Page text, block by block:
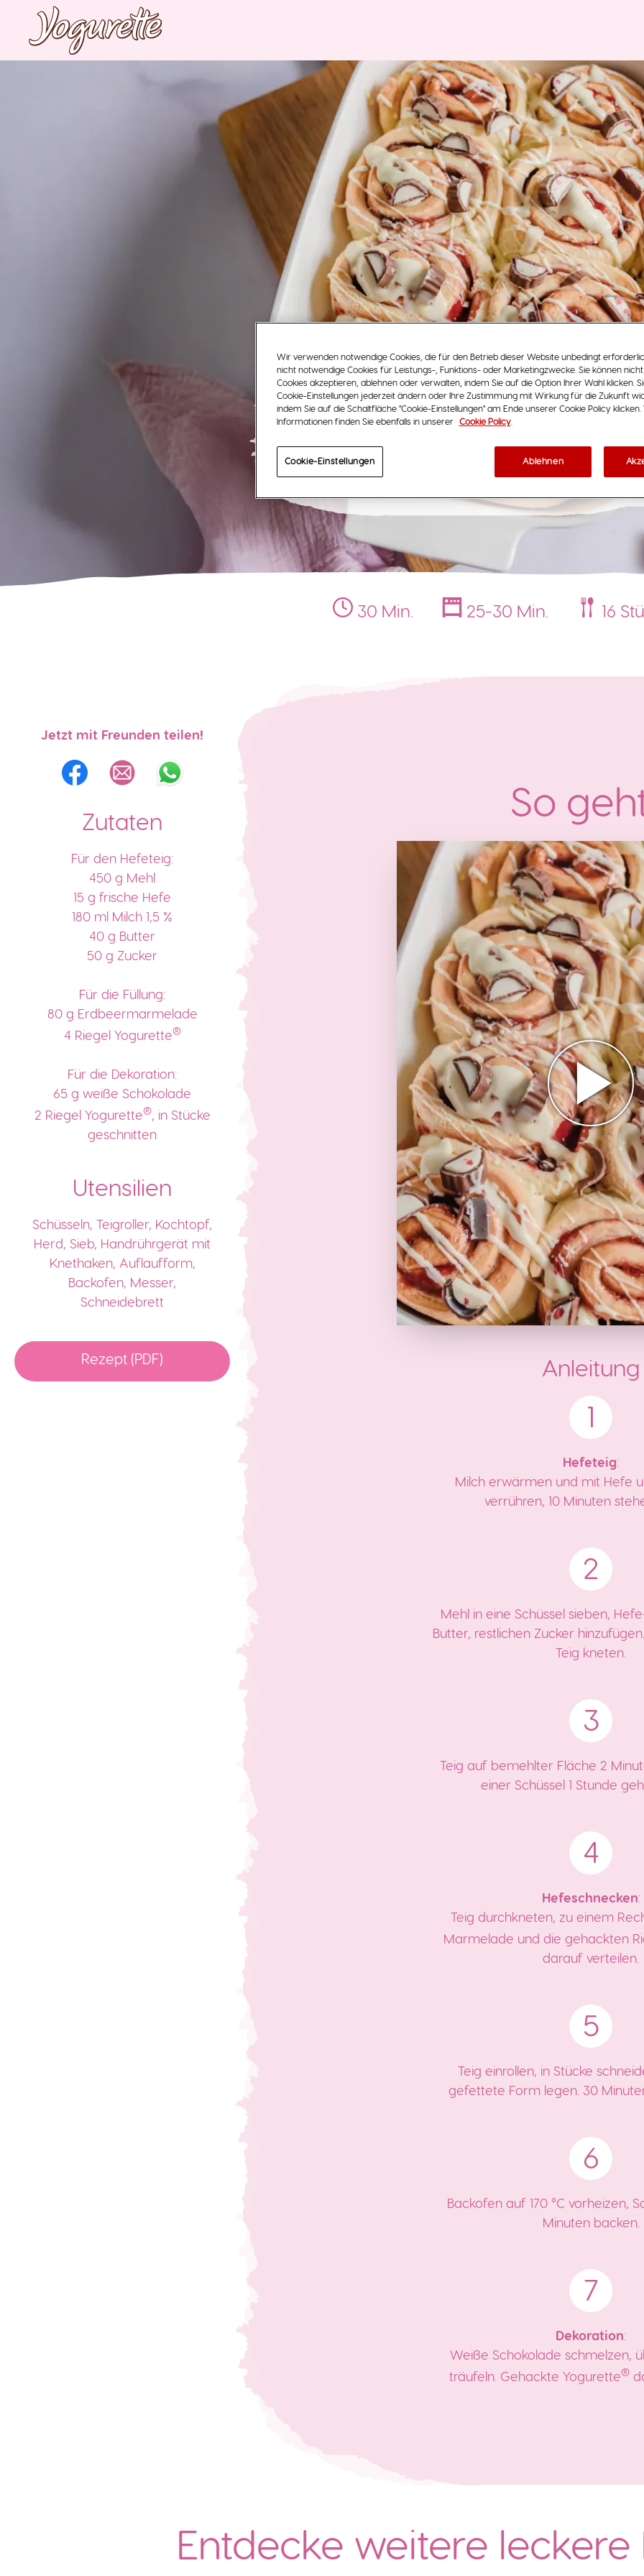
mit Yogurette
30 Min. 25-30 Min. 16
Jetzt mit Freunden teilen!
Zutaten
Für den Hefeteig:
450 g Mehl
15 g frische Hefe
180 ml Milch 1,5 %
40 g Butter
50 g Zucker
Für die Füllung:
80 g Erdbeermarmelade
4 Riegel Yogurette®
Für die Dekoration:
65 g weiße Schokolade
2 Riegel Yogurette®, in Stücke
geschnitten
Utensilien
Schüsseln, Teigroller, Kochtopf,
Herd, Sieb, Handrührgerät mit
Knethaken, Auflaufform,
Backofen, Messer,
Schneidebrett
Rezept (PDF)
So
Abspielen
Anleitung
Hefeteig:
Milch erwärmen und mit Hefe
verrühren, 10 Minuten
Mehl in eine Schüssel sieben,
Butter, restlichen Zucker
Teig kneten.
Teig auf bemehlter Fläche 2
einer Schüssel 1 Stunde
Hefeschnecken:
Teig durchkneten, zu einem
Marmelade und die gehackten
darauf verteilen.
Teig einrollen, in Stücke
gefettete Form legen. 30
Backofen auf 170 °C vorheizen,
Minuten backen.
Dekoration:
Weiße Schokolade schmelzen,
träufeln. Gehackte Yogurette®
Entdecke weitere leckere
Wir verwenden notwendige Cookies, die für den Betrieb dieser Website unbedingt
nicht notwendige Cookies für Leistungs-, Funktions- oder Marketingzwecke. Sie können
Cookies akzeptieren, ablehnen oder verwalten, indem Sie auf die Option Ihrer Wahl klicken.
Cookie-Einstellungen jederzeit ändern oder Ihre Zustimmung mit Wirkung für die Zukunft
indem Sie auf die Schaltfläche "Cookie-Einstellungen" am Ende unserer Cookie Policy klicken.
Informationen finden Sie ebenfalls in unserer
Cookie Policy.
Ablehnen
Cookie-Einstellungen